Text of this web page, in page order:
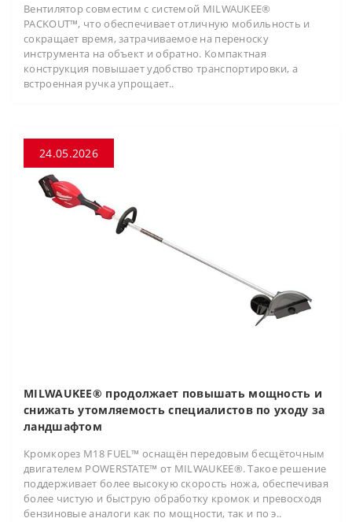
Вентилятор совместим с системой MILWAUKEE®
PACKOUT™, что обеспечивает отличную мобильность и
сокращает время, затрачиваемое на переноску
инструмента на объект и обратно. Компактная
конструкция повышает удобство транспортировки, а
встроенная ручка упрощает..
24.05.2026
MILWAUKEE® продолжает повышать мощность и
снижать утомляемость специалистов по уходу за
ландшафтом
Кромкорез M18 FUEL™ оснащён передовым бесщёточным
двигателем POWERSTATE™ от MILWAUKEE®. Такое решение
поддерживает более высокую скорость ножа, обеспечивая
более чистую и быструю обработку кромок и превосходя
бензиновые аналоги как по мощности, так и по э..